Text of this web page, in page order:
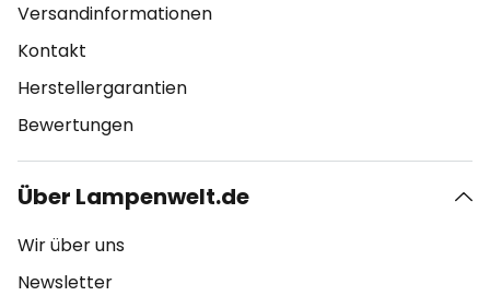
Versandinformationen
Kontakt
Herstellergarantien
Bewertungen
Über Lampenwelt.de
Wir über uns
Newsletter